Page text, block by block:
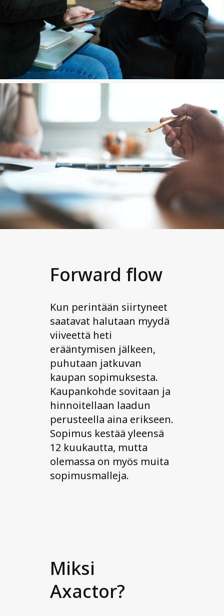
Forward flow
Kun perintään siirtyneet
saatavat halutaan myydä
viiveettä heti
erääntymisen jälkeen,
puhutaan jatkuvan
kaupan sopimuksesta.
Kaupankohde sovitaan ja
hinnoitellaan laadun
perusteella aina erikseen.
Sopimus kestää yleensä
12 kuukautta, mutta
olemassa on myös muita
sopimusmalleja.
Miksi
Axactor?